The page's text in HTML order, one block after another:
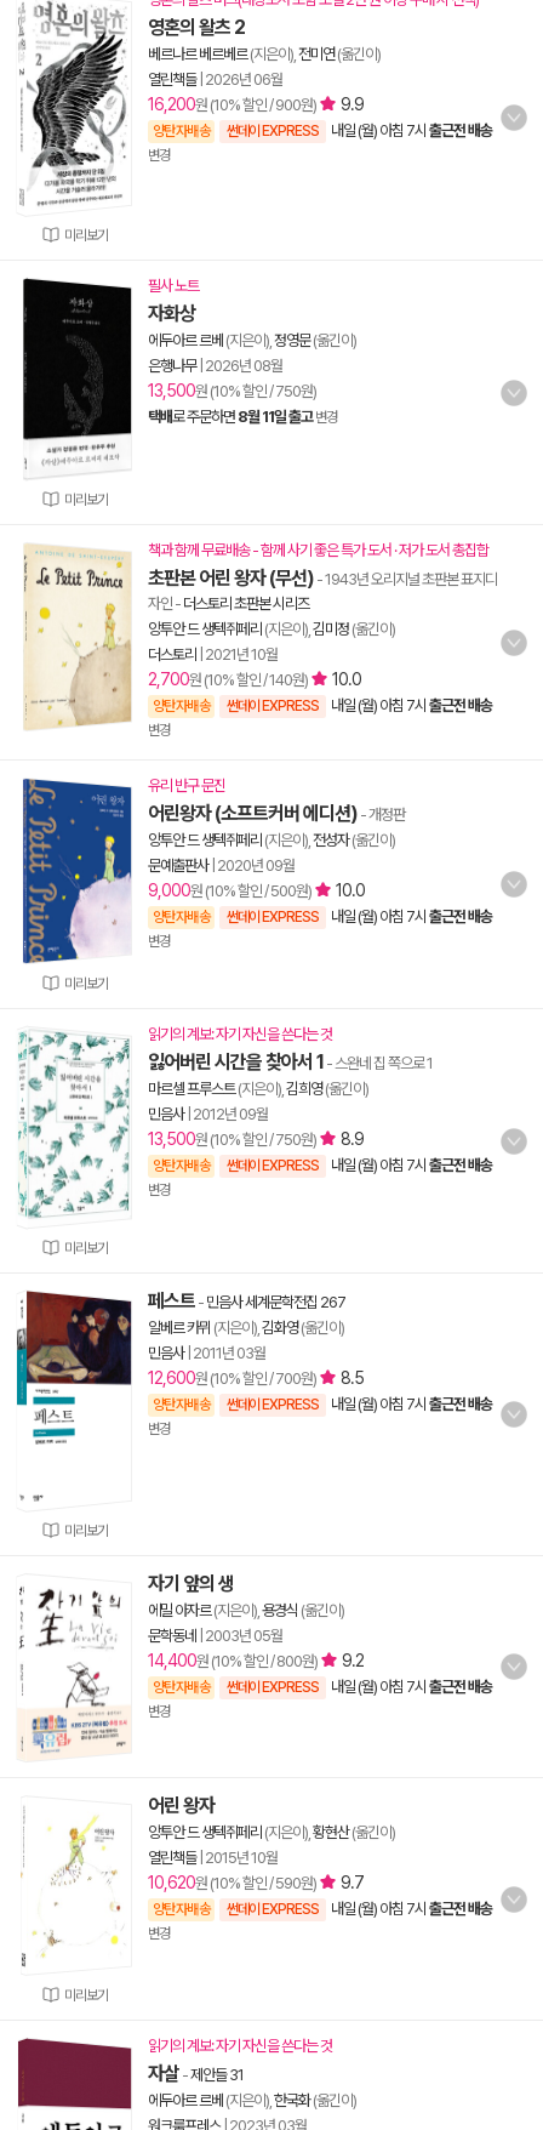
미리보기
영혼의 왈츠 2
베르나르 베르베르(지은이), 전미연(옮긴이)
열린책들| 2026년 06월
16,200원 (10% 할인 / 900원) 9.9
양탄자배송 썬데이 EXPRESS 내일 (월) 아침 7시 출근전 배송
변경
미리보기
필사 노트
자화상
에두아르 르베 (지은이), 정영문(옮긴이)
은행나무| 2026년 08월
13,500원 (10% 할인 / 750원)
택배로 주문하면 8월 11일 출고 변경
책과 함께 무료배송 - 함께 사기 좋은 특가 도서 · 저가 도서 총집합
초판본 어린 왕자 (무선) - 1943년 오리지널 초판본 표지디
자인 - 더스토리 초판본 시리즈
앙투안 드 생텍쥐페리 (지은이), 김미정 (옮긴이)
더스토리
2021년 10월
2,700원 (10% 할인 / 140원) 10.0
양탄자배송 썬데이 EXPRESS 내일 (월) 아침 7시 출근전 배송
변경
미리보기
유리 반구 문진
어린왕자 (소프트커버 에디션) - 개정판
앙투안 드 생텍쥐페리 (지은이), 전성자(옮긴이)
문예출판사| 2020년 09월
9,000원 (10% 할인 / 500원) 10.0
양탄자배송 썬데이 EXPRESS 내일 (월) 아침 7시 출근전 배송
변경
미리보기
읽기의 계보: 자기 자신을 쓴다는 것
잃어버린 시간을 찾아서 1 - 스완네 집 쪽으로 1
마르셀 프루스트(지은이), 김희영(옮긴이)
민음사| 2012년 09월
13,500원 (10% 할인 / 750원) 8.9
양탄자배송 썬데이 EXPRESS 내일 (월) 아침 7시 출근전 배송
변경
미리보기
페스트 - 민음사 세계문학전집 267
알베르 카뮈 (지은이), 김화영(옮긴이)
민음사| 2011년 03월
12,600원 (10% 할인 / 700원) 8.5
양탄자배송 썬데이 EXPRESS 내일 (월) 아침 7시 출근전 배송
변경
자기 앞의 생
에밀 아자르(지은이), 용경식 (옮긴이)
문학동네
2003년 05월
14,400원 (10% 할인 / 800원) 9.2
양탄자배송 썬데이 EXPRESS 내일 (월) 아침 7시 출근전 배송
변경
미리보기
어린 왕자
앙투안 드 생텍쥐페리 (지은이), 황현산(옮긴이)
열린책들| 2015년 10월
10,620원 (10% 할인 / 590원) 9.7
양탄자배송 썬데이 EXPRESS 내일 (월) 아침 7시 출근전 배송
변경
읽기의 계보: 자기 자신을 쓴다는 것
자살 -제안들 31
에두아르 르베 (지은이), 한국화(옮긴이)
워크룸프레스| 2023년 03월